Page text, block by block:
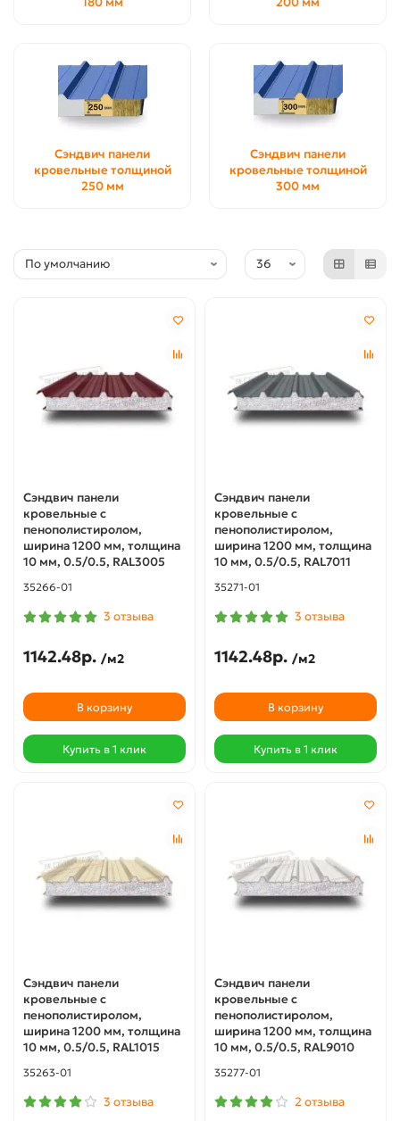
Сэндвич панели
кровельные толщиной
250 мм
Сэндвич панели
кровельные толщиной
300 мм
Сэндвич панели
кровельные с
пенополистиролом,
ширина 1200 мм, толщина
10 мм, 0.5/0.5, RAL3005
35266-01
3 отзыва
1142.48р. /м2
В корзину
Купить в 1 клик
Сэндвич панели
кровельные с
пенополистиролом,
ширина 1200 мм, толщина
10 мм, 0.5/0.5, RAL7011
35271-01
3 отзыва
1142.48р. /м2
В корзину
Купить в 1 клик
Сэндвич панели
кровельные с
пенополистиролом,
ширина 1200 мм, толщина
10 мм, 0.5/0.5, RAL1015
35263-01
3 отзыва
Сэндвич панели
кровельные с
пенополистиролом,
ширина 1200 мм, толщина
10 мм, 0.5/0.5, RAL9010
35277-01
2 отзыва